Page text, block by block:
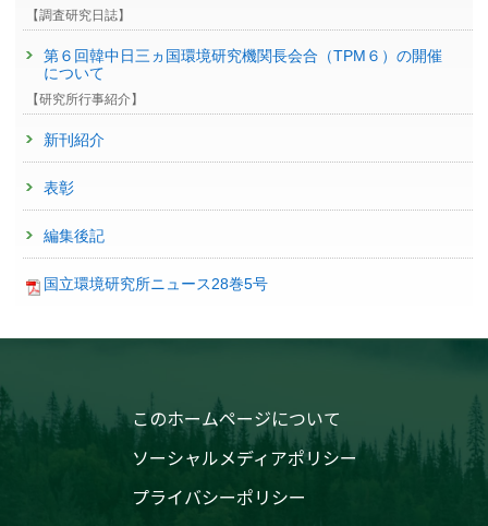
【調査研究日誌】
第６回韓中日三ヵ国環境研究機関長会合（TPM６）の開催
について
【研究所行事紹介】
新刊紹介
表彰
編集後記
国立環境研究所ニュース28巻5号
このホームページについて
ソーシャルメディアポリシー
プライバシーポリシー